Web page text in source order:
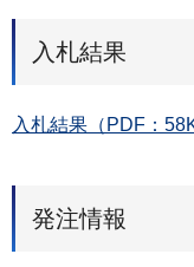
入札結果
入札結果（PDF：
発注情報